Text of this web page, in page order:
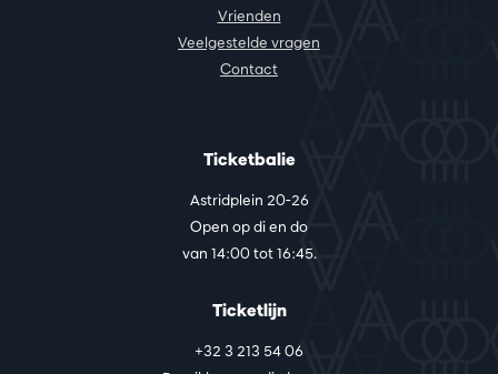
Vrienden
Veelgestelde vragen
Contact
Ticketbalie
Astridplein 20-26
Open op di en do
van 14:00 tot 16:45.
Ticketlijn
+32 3 213 54 06